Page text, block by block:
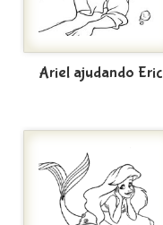
Ariel ajudando Eric